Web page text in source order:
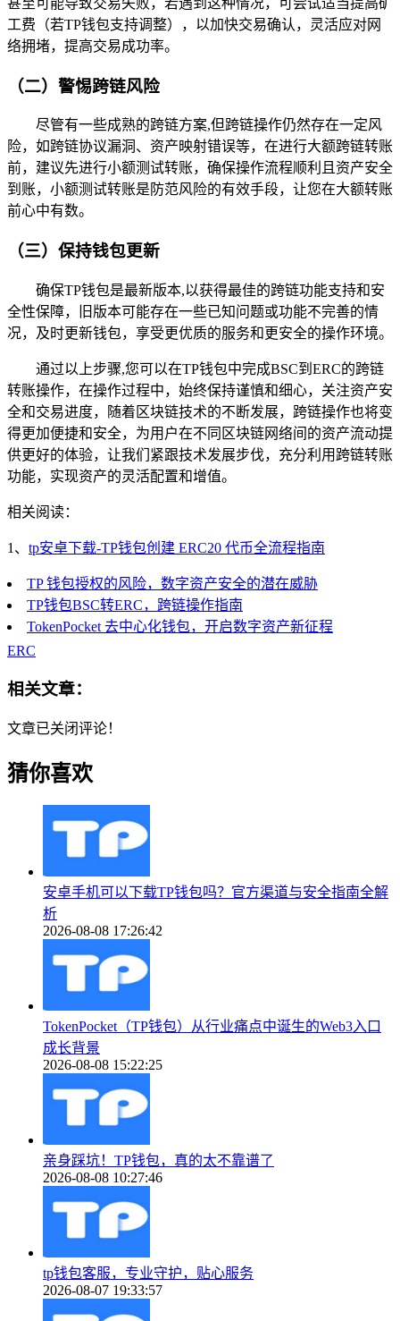
工费（若TP钱包支持调整），以加快交易确认，灵活应对网
络拥堵，提高交易成功率。
（二）警惕跨链风险
尽管有一些成熟的跨链方案,但跨链操作仍然存在一定风
险，如跨链协议漏洞、资产映射错误等，在进行大额跨链转账
前，建议先进行小额测试转账，确保操作流程顺利且资产安全
到账，小额测试转账是防范风险的有效手段，让您在大额转账
前心中有数。
（三）保持钱包更新
确保TP钱包是最新版本,以获得最佳的跨链功能支持和安
全性保障，旧版本可能存在一些已知问题或功能不完善的情
况，及时更新钱包，享受更优质的服务和更安全的操作环境。
通过以上步骤,您可以在TP钱包中完成BSC到ERC的跨链
转账操作，在操作过程中，始终保持谨慎和细心，关注资产安
全和交易进度，随着区块链技术的不断发展，跨链操作也将变
得更加便捷和安全，为用户在不同区块链网络间的资产流动提
供更好的体验，让我们紧跟技术发展步伐，充分利用跨链转账
功能，实现资产的灵活配置和增值。
相关阅读：
1、 tp安卓下载-TP钱包创建 ERC20 代币全流程指南
TP 钱包授权的风险，数字资产安全的潜在威胁
TP钱包BSC转ERC，跨链操作指南
TokenPocket 去中心化钱包，开启数字资产新征程
ERC
相关文章：
文章已关闭评论！
猜你喜欢
安卓手机可以下载TP钱包吗？官方渠道与安全指南全解
析
2026-08-08 17:26:42
TokenPocket（TP钱包）从行业痛点中诞生的Web3入口
成长背景
2026-08-08 15:22:25
亲身踩坑！TP钱包，真的太不靠谱了
2026-08-08 10:27:46
tp钱包客服，专业守护，贴心服务
2026-08-07 19:33:57